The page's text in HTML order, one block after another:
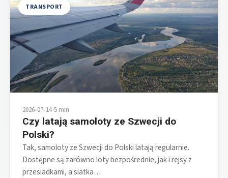
TRANSPORT
2026-07-14•5 min
Czy latają samoloty ze Szwecji do
Polski?
Tak, samoloty ze Szwecji do Polski latają regularnie.
Dostępne są zarówno loty bezpośrednie, jak i rejsy z
przesiadkami, a siatka…